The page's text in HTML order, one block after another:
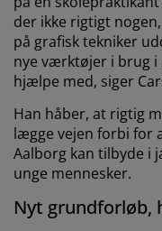
der ikke rigtigt
på grafisk tekniker
nye værktøjer i brug i
hjælpe med, siger
Han håber, at rigtig
lægge vejen forbi for
Aalborg kan tilbyde i
unge mennesker.
Nyt grundforløb,